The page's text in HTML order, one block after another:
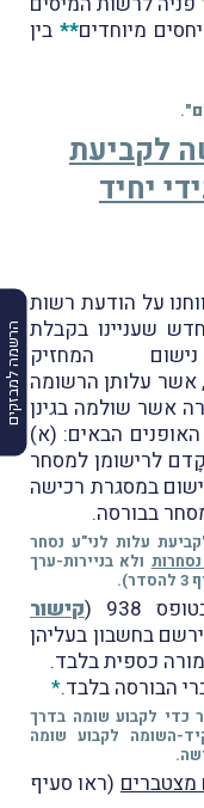
הרשמה למבזקים
מיוחדים**בין
.
– בקשה לקביעת
יחיד
1981 מיום 3.7.2022 דיווחנו על הודעת רשות
שעניינו בקבלת
המחזיק
אשר עלותן הרשומה
אשר שולמה בגינן
הבאים: (א)
לרישומן למסחר
במסגרת רכישה
בבורסה.
עלות לני"ע נסחר
ולא בניירות-ערך
(
קישור
בחשבון בעליהן
כספית בלבד.
הבורסה בלבד.*
כדי לקבוע שומה בדרך
השומה לקבוע שומה
(ראו סעיף